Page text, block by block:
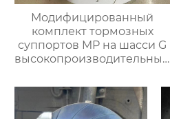
Модифицированный
комплект тормозных
суппортов MP на шасси G
высокопроизводительный
тормозов тормозной
суппорт для BMW серии
g38 g30 g12 g02